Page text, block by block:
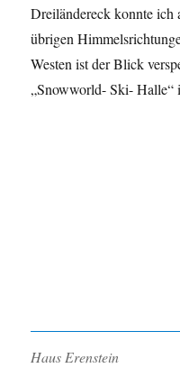
Dreiländereck konnte ich
übrigen
Westen ist der Blick
„Snowworld- Ski-
Haus Erenstein